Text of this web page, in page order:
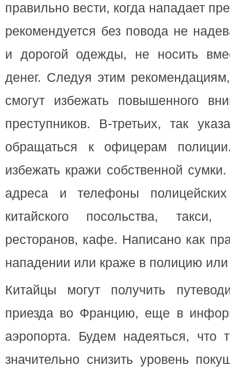
правильно вести, когда нападает
рекомендуется без повода не
и дорогой одежды, не носить
денег. Следуя этим
смогут избежать повышенного
преступников. В-третьих, так
обращаться к офицерам
избежать кражи собственной
адреса и телефоны полицейских
китайского посольства, такси,
ресторанов, кафе. Написано как
нападении или краже в полицию или
Китайцы могут получить
приезда во Францию, еще в
аэропорта. Будем надеяться, что
значительно снизить уровень